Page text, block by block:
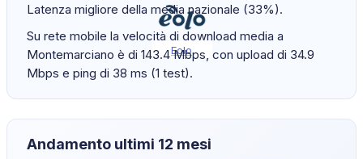
Eolo
Latenza migliore della media nazionale (33%).
Su rete mobile la velocità di download media a
Montemarciano è di 143.4 Mbps, con upload di 34.9
Mbps e ping di 38 ms (1 test).
Andamento ultimi 12 mesi